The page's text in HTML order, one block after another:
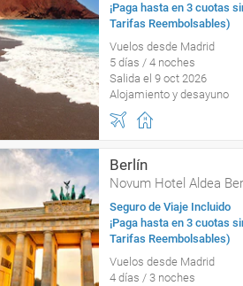
¡Paga hasta en 3 cuotas
Tarifas Reembolsables)
Vuelos desde Madrid
5 días / 4 noches
Salida el 9 oct 2026
Alojamiento y desayuno
Berlín
Novum Hotel Aldea
Seguro de Viaje Incluido
¡Paga hasta en 3 cuotas
Tarifas Reembolsables)
Vuelos desde Madrid
4 días / 3 noches